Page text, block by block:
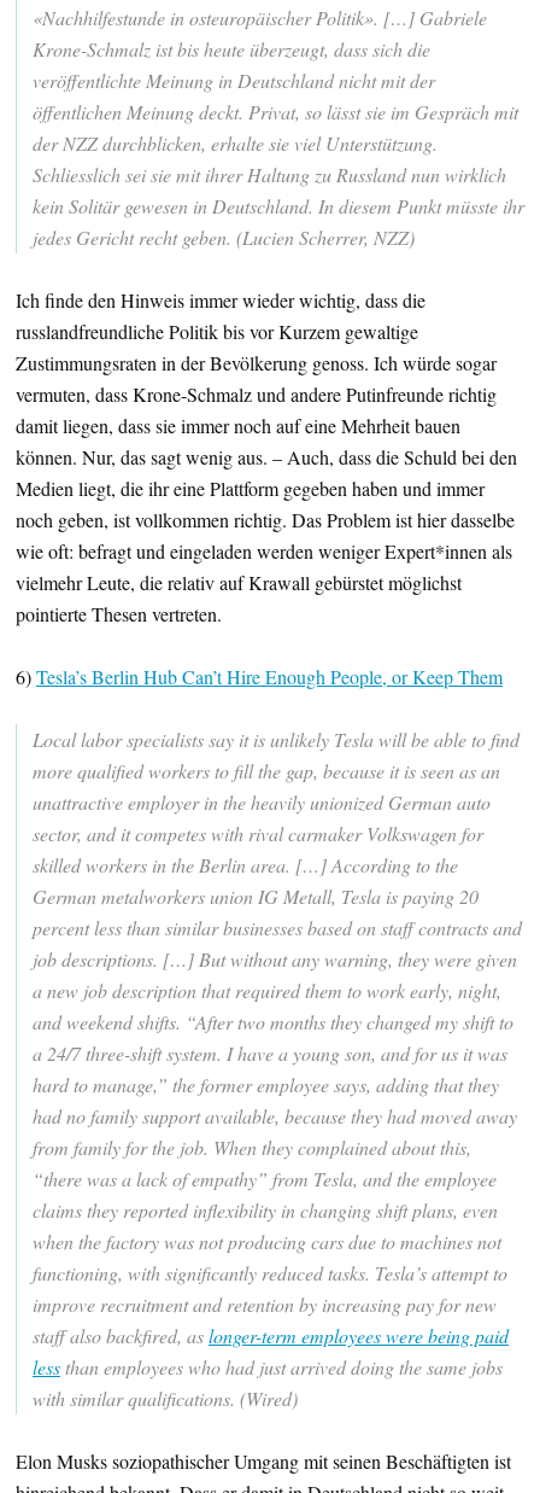
«Nachhilfestunde in osteuropäischer Politik». […] Gabriele
Krone-Schmalz ist bis heute überzeugt, dass sich die
veröffentlichte Meinung in Deutschland nicht mit der
öffentlichen Meinung deckt. Privat, so lässt sie im Gespräch mit
der NZZ durchblicken, erhalte sie viel Unterstützung.
Schliesslich sei sie mit ihrer Haltung zu Russland nun wirklich
kein Solitär gewesen in Deutschland. In diesem Punkt müsste ihr
jedes Gericht recht geben. (Lucien Scherrer, NZZ)
Ich finde den Hinweis immer wieder wichtig, dass die
russlandfreundliche Politik bis vor Kurzem gewaltige
Zustimmungsraten in der Bevölkerung genoss. Ich würde sogar
vermuten, dass Krone-Schmalz und andere Putinfreunde richtig
damit liegen, dass sie immer noch auf eine Mehrheit bauen
können. Nur, das sagt wenig aus. – Auch, dass die Schuld bei den
Medien liegt, die ihr eine Plattform gegeben haben und immer
noch geben, ist vollkommen richtig. Das Problem ist hier dasselbe
wie oft: befragt und eingeladen werden weniger Expert*innen als
vielmehr Leute, die relativ auf Krawall gebürstet möglichst
pointierte Thesen vertreten.
6)Tesla’s Berlin Hub Can’t Hire Enough People, or Keep Them
Local labor specialists say it is unlikely Tesla will be able to find
more qualified workers to fill the gap, because it is seen as an
unattractive employer in the heavily unionized German auto
sector, and it competes with rival carmaker Volkswagen for
skilled workers in the Berlin area. […] According to the
German metalworkers union IG Metall, Tesla is paying 20
percent less than similar businesses based on staff contracts and
job descriptions. […] But without any warning, they were given
a new job description that required them to work early, night,
and weekend shifts. “After two months they changed my shift to
a 24/7 three-shift system. I have a young son, and for us it was
hard to manage,” the former employee says, adding that they
had no family support available, because they had moved away
from family for the job. When they complained about this,
“there was a lack of empathy” from Tesla, and the employee
claims they reported inflexibility in changing shift plans, even
when the factory was not producing cars due to machines not
functioning, with significantly reduced tasks. Tesla’s attempt to
improve recruitment and retention by increasing pay for new
staff also backfired, aslonger-term employees were being paid
lessthan employees who had just arrived doing the same jobs
with similar qualifications. (Wired)
Elon Musks soziopathischer Umgang mit seinen Beschäftigten ist